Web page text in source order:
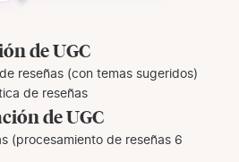
de UGC
reseñas (con temas sugeridos)
de reseñas
de UGC
(procesamiento de reseñas 6